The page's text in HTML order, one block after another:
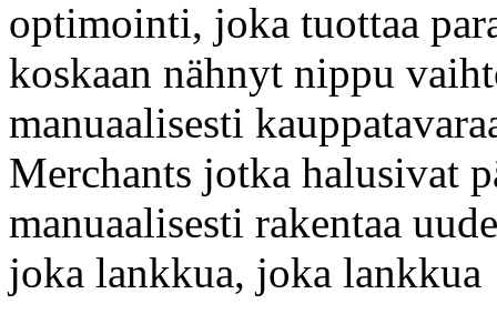
optimointi, joka tuottaa
koskaan nähnyt nippu
manuaalisesti
Merchants jotka halusivat
manuaalisesti rakentaa
joka lankkua, joka lankkua